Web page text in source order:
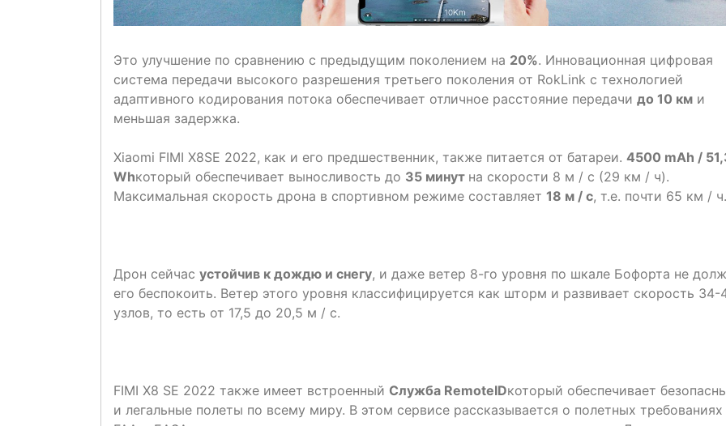
Это улучшение по сравнению с предыдущим поколением на 20%. Инновационная цифровая
система передачи высокого разрешения третьего поколения от RokLink с технологией
адаптивного кодирования потока обеспечивает отличное расстояние передачи до 10 км и
меньшая задержка.
Xiaomi FIMI X8SE 2022, как и его предшественник, также питается от батареи. 4500 mAh /
Whкоторый обеспечивает выносливость до 35 минут на скорости 8 м / с (29 км / ч).
Максимальная скорость дрона в спортивном режиме составляет 18 м / с, т.е. почти 65 км / ч.
Дрон сейчас устойчив к дождю и снегу, и даже ветер 8-го уровня по шкале Бофорта не
его беспокоить. Ветер этого уровня классифицируется как шторм и развивает скорость 34-
узлов, то есть от 17,5 до 20,5 м / с.
FIMI X8 SE 2022 также имеет встроенный Служба RemoteIDкоторый обеспечивает
и легальные полеты по всему миру. В этом сервисе рассказывается о полетных требованиях